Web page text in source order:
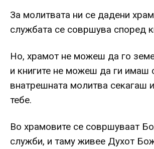
За молитвата ни се дадени
службата се совршува според
Но, храмот не можеш да го
и книгите не можеш да ги имаш
внатрешната молитва секагаш
тебе.
Во храмовите се совршуваат
служби, и таму живее Духот